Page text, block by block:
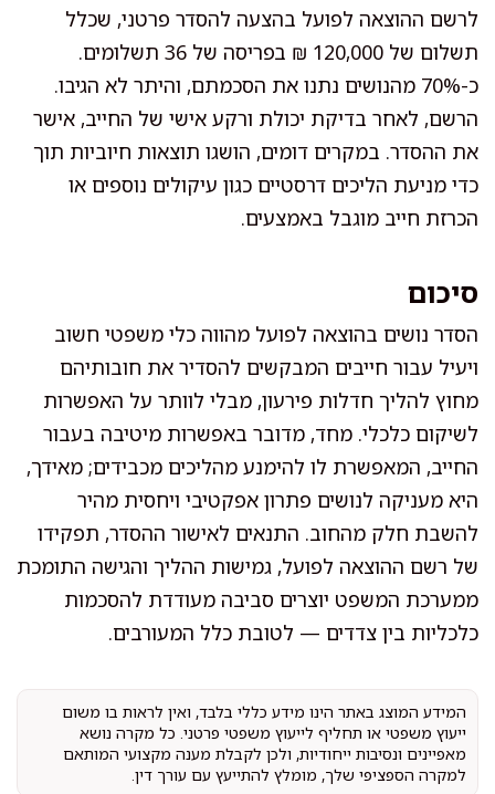
לרשם ההוצאה לפועל בהצעה להסדר פרטני, שכלל
תשלום של 120,000 ₪ בפריסה של 36 תשלומים.
כ-70% מהנושים נתנו את הסכמתם, והיתר לא הגיבו.
הרשם, לאחר בדיקת יכולת ורקע אישי של החייב, אישר
את ההסדר. במקרים דומים, הושגו תוצאות חיוביות תוך
כדי מניעת הליכים דרסטיים כגון עיקולים נוספים או
הכרזת חייב מוגבל באמצעים.
סיכום
הסדר נושים בהוצאה לפועל מהווה כלי משפטי חשוב
ויעיל עבור חייבים המבקשים להסדיר את חובותיהם
מחוץ להליך חדלות פירעון, מבלי לוותר על האפשרות
לשיקום כלכלי. מחד, מדובר באפשרות מיטיבה בעבור
החייב, המאפשרת לו להימנע מהליכים מכבידים; מאידך,
היא מעניקה לנושים פתרון אפקטיבי ויחסית מהיר
להשבת חלק מהחוב. התנאים לאישור ההסדר, תפקידו
של רשם ההוצאה לפועל, גמישות ההליך והגישה התומכת
ממערכת המשפט יוצרים סביבה מעודדת להסכמות
כלכליות בין צדדים — לטובת כלל המעורבים.
המידע המוצג באתר הינו מידע כללי בלבד, ואין לראות בו משום
ייעוץ משפטי או תחליף לייעוץ משפטי פרטני. כל מקרה נושא
מאפיינים ונסיבות ייחודיות, ולכן לקבלת מענה מקצועי המותאם
למקרה הספציפי שלך, מומלץ להתייעץ עם עורך דין.